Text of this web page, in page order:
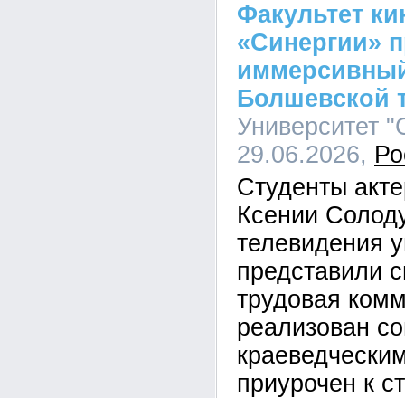
Факультет
«Синергии»
Болшевской
Университет
29.06.2026,
Студенты
Ксении
телевидения
представили
трудовая
реализован
приурочен к